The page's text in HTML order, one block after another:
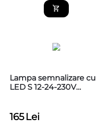
Lampa semnalizare cu
LED S 12-24-230V
165 Lei